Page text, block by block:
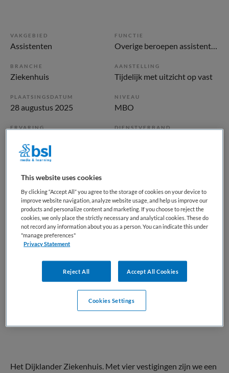
VAKGEBIED
Assistenten
FUNCTIE
Overige beroepen assistenten
BRANCHE
Ziekenhuis
AANSTELLING
Tijdelijk met uitzicht op vast
PLAATSINGSDATUM
28 augustus 2025
NIVEAU
MBO
ERVARING DIENSTVERBAND
Vacature niet beschikbaar
Deze vacature Polikliniekassistent Chirurgie bij Dijklander
Ziekenhuis is niet meer actueel. Hieronder staan enkele
vergelijkbare vacatures die voor u wellicht interessant zijn.
Het Dijklander Ziekenhuis. Met vier vestigingen zijn we een
This website uses cookies
By clicking “Accept All” you agree to the storage of cookies on your device to
improve website navigation, analyze website usage, and help us improve our
products and personalize content and marketing. If you choose to reject the
cookies, we only place the strictly necessary and analytical cookies. These do
not record any information about you as a person. You can indicate this under
"manage preferences"
Privacy Statement
Reject All Accept All Cookies
Cookies Settings